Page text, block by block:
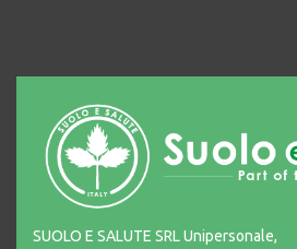
SUOLO E SALUTE SRL Unipersonale,